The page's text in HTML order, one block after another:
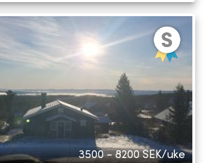
3500 - 8200 SEK/uke